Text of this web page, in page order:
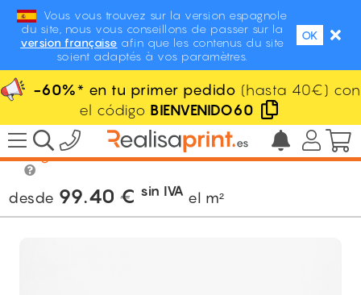
Vous vous trouvez sur la version espagnole
du site, nous vous conseillons de passer sur la
version française afin que les contenus du site
soient adaptés à vos paramètres.
OK
-60%* en tu primer pedido (hasta 40€) con
el código BIENVENIDO60
/ Señalización / Paneles rígidos
/
Plexiglas 10mm
desde 99.40 € sin IVA el m²